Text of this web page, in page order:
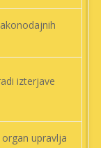
izterjave
upravlja